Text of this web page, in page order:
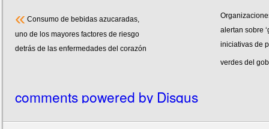
alertan sobre
iniciativas de
verdes del
« Consumo de bebidas azucaradas,
uno de los mayores factores de riesgo
detrás de las enfermedades del corazón
comments powered by Disqus